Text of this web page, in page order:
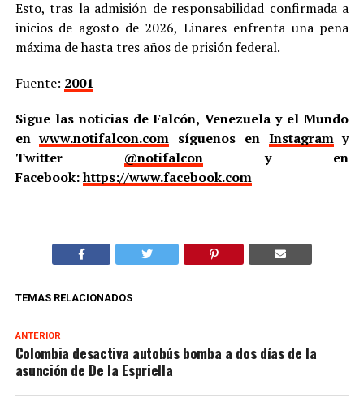
Esto, tras la admisión de responsabilidad confirmada a
inicios de agosto de 2026, Linares enfrenta una pena
máxima de hasta tres años de prisión federal.
Fuente: 2001
Sigue las noticias de Falcón, Venezuela y el Mundo
enwww.notifalcon.com síguenos en Instagramy
Twitter @notifalcony en
Facebook:https://www.facebook.com
TEMAS RELACIONADOS
ANTERIOR
Colombia desactiva autobús bomba a dos días de la
asunción de De la Espriella